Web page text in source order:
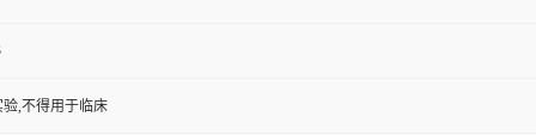
,不得用于临床